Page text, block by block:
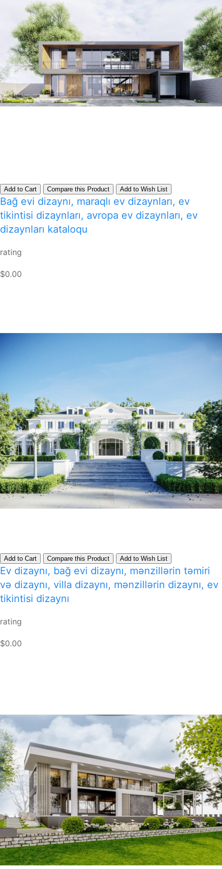
Add to Cart Compare this Product Add to Wish List
Bağ evi dizaynı, maraqlı ev dizaynları, ev
tikintisi dizaynları, avropa ev dizaynları, ev
dizaynları kataloqu
rating
$0.00
Add to Cart Compare this Product Add to Wish List
Ev dizaynı, bağ evi dizaynı, mənzillərin təmiri
və dizaynı, villa dizaynı, mənzillərin dizaynı, ev
tikintisi dizaynı
rating
$0.00